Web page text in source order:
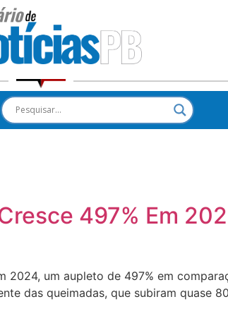
497% Em
2024, um aupleto de 497% em
das queimadas, que subiram quase